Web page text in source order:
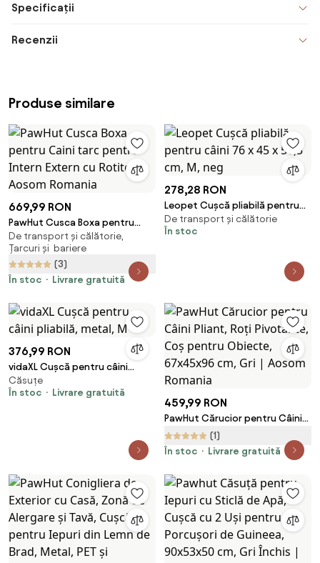
Specificații
Recenzii
Produse similare
669,99 RON
PawHut Cusca Boxa pentru
Caini tarc pentru Intern Extern
cu Rotite | Aosom Romania
De transport și călătorie,
Țarcuri și bariere
(3)
În stoc
Livrare gratuită
278,28 RON
Leopet Cușcă pliabilă pentru
câini 76 x 45 x 51,5 cm, M, neg
De transport și călătorie
În stoc
376,99 RON
vidaXL Cușcă pentru câini
pliabilă, metal, M
Căsuțe
În stoc
Livrare gratuită
459,99 RON
PawHut Cărucior pentru Câini
Pliant, Roți Pivotante, Coș
pentru Obiecte, 67x45x96 cm,
(1)
În stoc
Livrare gratuită